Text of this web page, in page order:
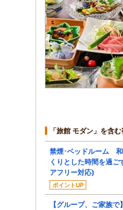
「旅館 モダン」を含
禁煙･ベッドルーム
くりとした時間を過ご
アフリー対応)
ポイントUP
【グループ、ご家族